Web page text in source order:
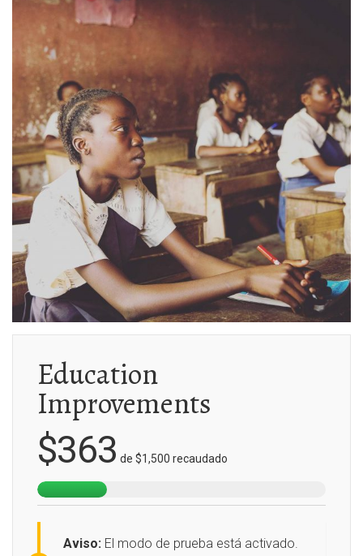
Education
Improvements
$363 de $1,500 recaudado
Aviso: El modo de prueba está activado.